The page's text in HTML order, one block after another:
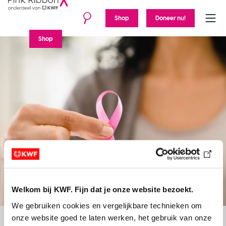
Welkom bij KWF. Fijn dat je onze website bezoekt.
We gebruiken cookies en vergelijkbare technieken om
onze website goed te laten werken, het gebruik van onze
Shop
Shop
Doneer nu!
Home Help mee
Je wijziging is